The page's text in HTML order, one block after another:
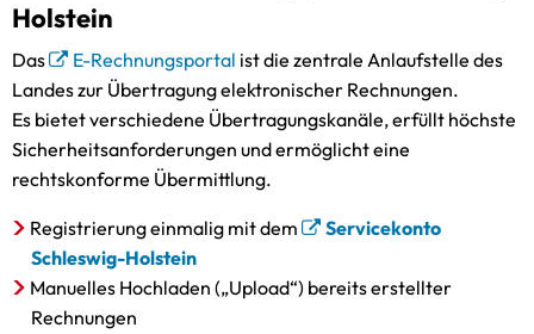
Holstein
Das E-Rechnungsportal ist die zentrale Anlaufstelle des
Landes zur Übertragung elektronischer Rechnungen.
Es bietet verschiedene Übertragungskanäle, erfüllt höchste
Sicherheitsanforderungen und ermöglicht eine
rechtskonforme Übermittlung.
Registrierung einmalig mit dem
Servicekonto
Schleswig-Holstein
Manuelles Hochladen („Upload“) bereits erstellter
Rechnungen